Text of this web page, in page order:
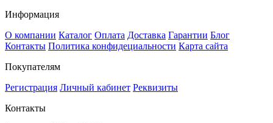
Информация
О компании Каталог Оплата Доставка Гарантии Блог
Контакты Политика конфидециальности Карта сайта
Покупателям
Регистрация Личный кабинет Реквизиты
Контакты